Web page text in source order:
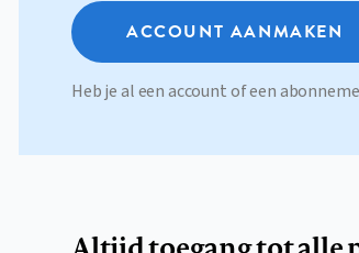
ACCOUNT AANMAKEN
Heb je al een account of een